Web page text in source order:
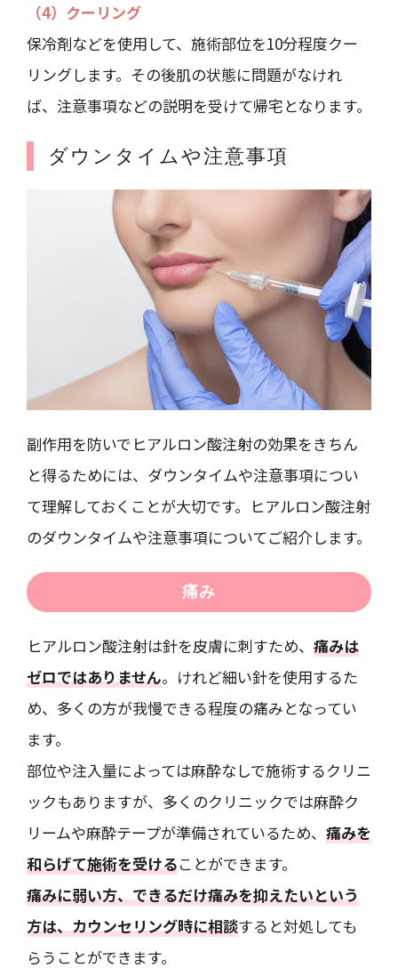
（4）クーリング
保冷剤などを使用して、施術部位を10分程度クー
リングします。その後肌の状態に問題がなけれ
ば、注意事項などの説明を受けて帰宅となります。
ダウンタイムや注意事項
副作用を防いでヒアルロン酸注射の効果をきちん
と得るためには、ダウンタイムや注意事項につい
て理解しておくことが大切です。ヒアルロン酸注射
のダウンタイムや注意事項についてご紹介します。
痛み
ヒアルロン酸注射は針を皮膚に刺すため、 痛みは
ゼロではありません。けれど細い針を使用するた
め、多くの方が我慢できる程度の痛みとなってい
ます。
部位や注入量によっては麻酔なしで施術するクリニ
ックもありますが、多くのクリニックでは麻酔ク
リームや麻酔テープが準備されているため、 痛みを
和らげて施術を受けることができます。
痛みに弱い方、できるだけ痛みを抑えたいという
方は、カウンセリング時に相談すると対処しても
らうことができます。